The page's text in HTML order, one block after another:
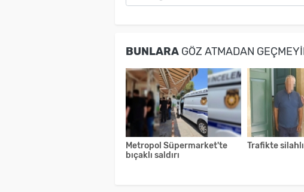
BUNLARAGÖZ ATMADAN
Metropol Süpermarket'te
bıçaklı saldırı
Trafikte